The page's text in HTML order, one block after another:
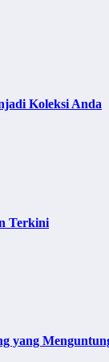
Koleksi Anda
Terkini
yang